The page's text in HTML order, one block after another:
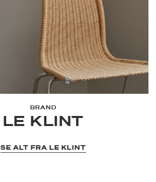
BRAND
LE KLINT
SE ALT FRA LE KLINT